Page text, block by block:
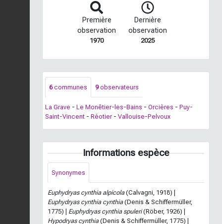
Première
observation
1970
Dernière
observation
2025
6communes 9observateurs
La Grave - Le Monêtier-les-Bains - Orcières - Puy-
Saint-Vincent - Réotier - Vallouise-Pelvoux
Informations espèce
Synonymes
Euphydryas cynthia alpicola(Calvagni, 1918) |
Euphydryas cynthia cynthia(Denis & Schiffermüller,
1775) | Euphydryas cynthia spuleri(Röber, 1926) |
Hypodryas cynthia(Denis & Schiffermüller, 1775) |